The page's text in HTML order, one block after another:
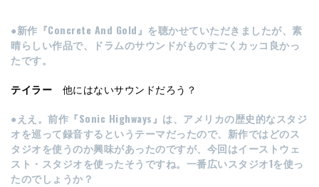
●新作『Concrete And Gold』を聴かせていただきましたが、素
晴らしい作品で、ドラムのサウンドがものすごくカッコ良かっ
たです。
テイラー 他にはないサウンドだろう？
●ええ。前作『Sonic Highways』は、アメリカの歴史的なスタジ
オを巡って録音するというテーマだったので、新作ではどのス
タジオを使うのか興味があったのですが、今回はイーストウェ
スト・スタジオを使ったそうですね。一番広いスタジオ1を使っ
たのでしょうか？